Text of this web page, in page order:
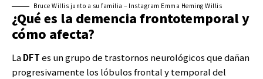
Bruce Willis junto a su familia – Instagram Emma Heming Willis
¿Qué es la demencia frontotemporal y
cómo afecta?
LaDFTes un grupo de trastornos neurológicos que dañan
progresivamente los lóbulos frontal y temporal del